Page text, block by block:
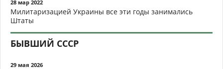
28 мар 2022
Милитаризацией Украины все эти годы занимались
Штаты
БЫВШИЙ СССР
29 мая 2026